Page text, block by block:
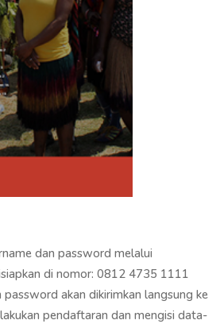
dan password melalui
di nomor: 0812 4735 1111
akan dikirimkan langsung ke
pendaftaran dan mengisi data-